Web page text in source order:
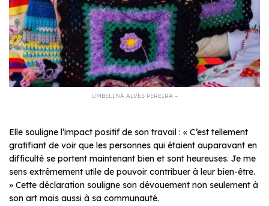
UMBELINA ALVES PEREIRA –
Elle souligne l’impact positif de son travail : « C’est tellement
gratifiant de voir que les personnes qui étaient auparavant en
difficulté se portent maintenant bien et sont heureuses. Je me
sens extrêmement utile de pouvoir contribuer à leur bien-être.
» Cette déclaration souligne son dévouement non seulement à
son art mais aussi à sa communauté.